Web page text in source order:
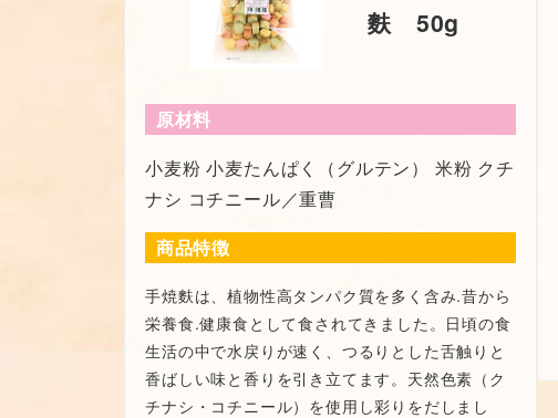
麩 50g
原材料
小麦粉 小麦たんぱく（グルテン） 米粉 クチ
ナシ コチニール／重曹
商品特徴
手焼麩は、植物性高タンパク質を多く含み.昔から
栄養食.健康食として食されてきました。日頃の食
生活の中で水戻りが速く、つるりとした舌触りと
香ばしい味と香りを引き立てます。天然色素（ク
チナシ・コチニール）を使用し彩りをだしまし